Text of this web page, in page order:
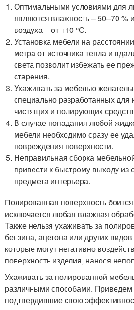
Оптимальными условиями для
являются влажность – 50–70 %
воздуха – от +10 °С.
Установка мебели на
метра от источника тепла и
света позволит избежать ее
старения.
Ухаживать за мебелью
специально разработанных для
чистящих и полирующих
В случае попадания любой
мебели необходимо сразу ее
повреждения поверхности.
Неправильная сборка
привести к быстрому выходу из
предмета интерьера.
Полированная поверхность
исключается любая влажная
Также нельзя ухаживать за
бензина, ацетона или других
которые могут негативно
поверхность изделия, нанося
Ухаживать за полированной
различными способами. Приведем
подтвердившие свою